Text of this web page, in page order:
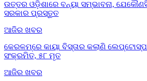
ଉତ୍ତର ଓଡ଼ିଶାରେ ବନ୍ୟା ସମ୍ଭାବନା,
ସରକାର ପ୍ରସ୍ତୁତ
ଆଜିର ଖବର
କେରଳମ୍‌ରେ କାୟା ବିସ୍ତାର କଲାଣି
ସଂକ୍ରମିତ, ୫୮ ମୃତ
ଆଜିର ଖବର